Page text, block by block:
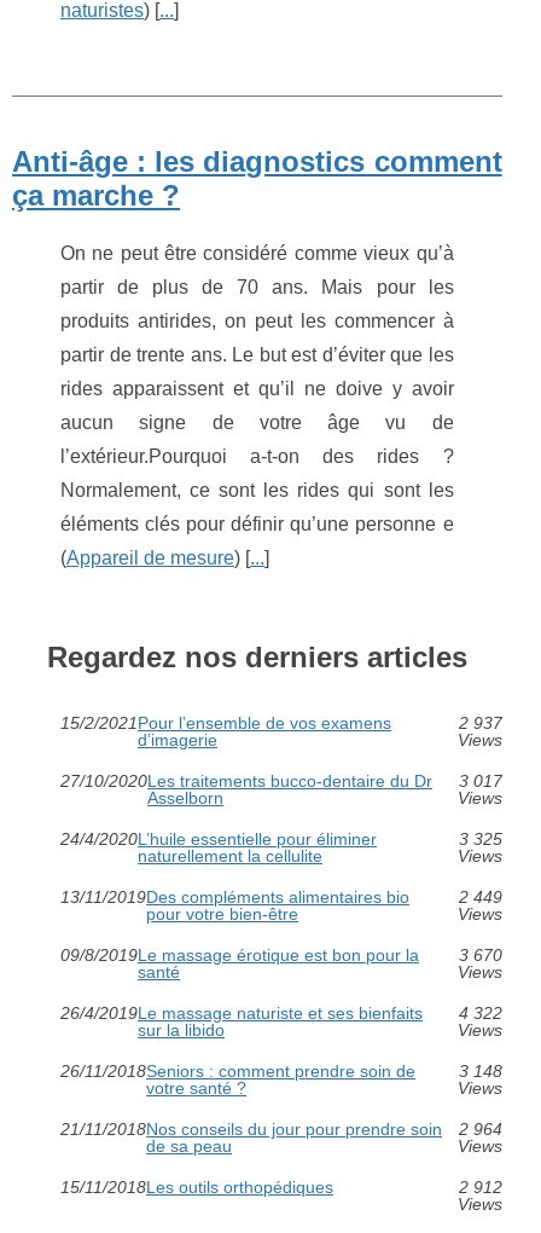
naturistes) [...]
Anti-âge : les diagnostics comment
ça marche ?
On ne peut être considéré comme vieux qu’à
partir de plus de 70 ans. Mais pour les
produits antirides, on peut les commencer à
partir de trente ans. Le but est d’éviter que les
rides apparaissent et qu’il ne doive y avoir
aucun signe de votre âge vu de
l’extérieur.Pourquoi a-t-on des rides ?
Normalement, ce sont les rides qui sont les
éléments clés pour définir qu’une personne e
(Appareil de mesure) [...]
Regardez nos derniers articles
15/2/2021Pour l’ensemble de vos examens
d’imagerie
2 937
Views
27/10/2020Les traitements bucco-dentaire du Dr
Asselborn
3 017
Views
24/4/2020L’huile essentielle pour éliminer
naturellement la cellulite
3 325
Views
13/11/2019Des compléments alimentaires bio
pour votre bien-être
2 449
Views
09/8/2019Le massage érotique est bon pour la
santé
3 670
Views
26/4/2019Le massage naturiste et ses bienfaits
sur la libido
4 322
Views
26/11/2018Seniors : comment prendre soin de
votre santé ?
3 148
Views
21/11/2018Nos conseils du jour pour prendre soin
de sa peau
2 964
Views
15/11/2018Les outils orthopédiques
2 912
Views